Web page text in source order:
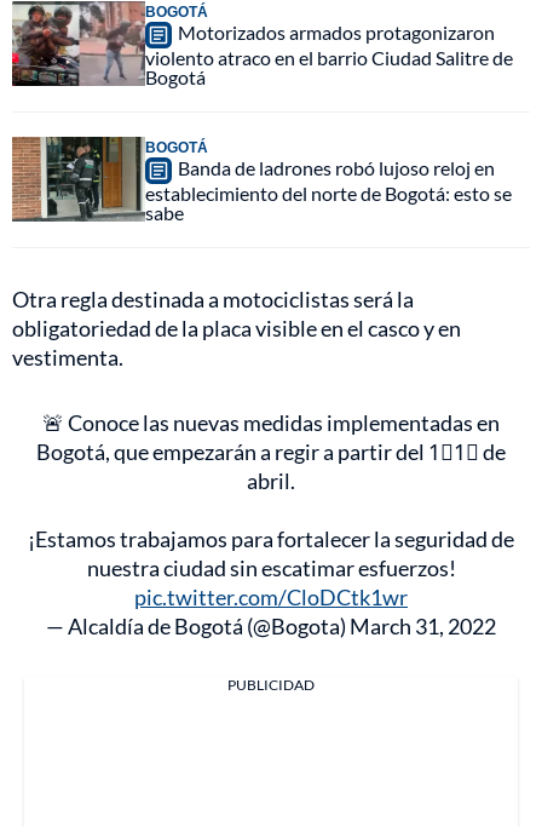
BOGOTÁ
Motorizados armados protagonizaron
violento atraco en el barrio Ciudad Salitre de
Bogotá
BOGOTÁ
Banda de ladrones robó lujoso reloj en
establecimiento del norte de Bogotá: esto se
sabe
Otra regla destinada a motociclistas será la
obligatoriedad de la placa visible en el casco y en
vestimenta.
🚨 Conoce las nuevas medidas implementadas en
Bogotá, que empezarán a regir a partir del 1⃣1⃣ de
abril.
¡Estamos trabajamos para fortalecer la seguridad de
nuestra ciudad sin escatimar esfuerzos!
pic.twitter.com/CloDCtk1wr
— Alcaldía de Bogotá (@Bogota) March 31, 2022
PUBLICIDAD